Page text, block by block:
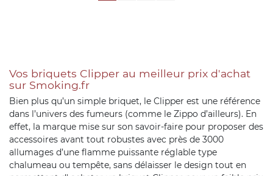
Vos briquets Clipper au meilleur prix d'achat
sur Smoking.fr
Bien plus qu’un simple briquet, le Clipper est une référence
dans l’univers des fumeurs (comme le Zippo d’ailleurs). En
effet, la marque mise sur son savoir-faire pour proposer des
accessoires avant tout robustes avec près de 3000
allumages d’une flamme puissante réglable type
chalumeau ou tempête, sans délaisser le design tout en